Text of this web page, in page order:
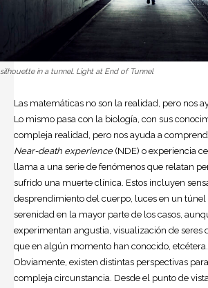
silhouette in a tunnel. Light at End of Tunnel
Las matemáticas no son la realidad, pero nos
Lo mismo pasa con la biología, con sus
compleja realidad, pero nos ayuda a
Near-death experience(NDE) o experiencia
llama a una serie de fenómenos que relatan
sufrido una muerte clínica. Estos incluyen
desprendimiento del cuerpo, luces en un túnel
serenidad en la mayor parte de los casos,
experimentan angustia, visualización de seres
que en algún momento han conocido, etcétera.
Obviamente, existen distintas perspectivas
compleja circunstancia. Desde el punto de